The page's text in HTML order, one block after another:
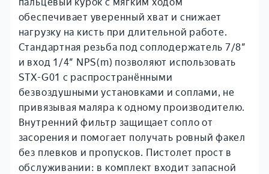
обеспечивает уверенный хват и снижает
нагрузку на кисть при длительной работе.
Стандартная резьба под соплодержатель 7/8″
и вход 1/4″ NPS(m) позволяют использовать
STX-G01 с распространёнными
безвоздушными установками и соплами, не
привязывая маляра к одному производителю.
Внутренний фильтр защищает сопло от
засорения и помогает получать ровный факел
без плевков и пропусков. Пистолет прост в
обслуживании: в комплект входит запасной